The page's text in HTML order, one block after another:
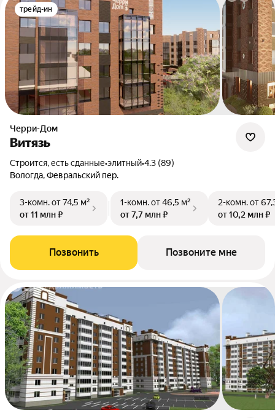
трейд-ин
Черри-Дом
Витязь
Строится, есть сданные•элитный•4.3 (89)
Вологда, Февральский пер.
3-комн.от 74,5 м²
от 11 млн ₽
1-комн.от 46,5 м²
от 7,7 млн ₽
2-комн.от
от 10,2 млн ₽
Позвонить Позвоните мне